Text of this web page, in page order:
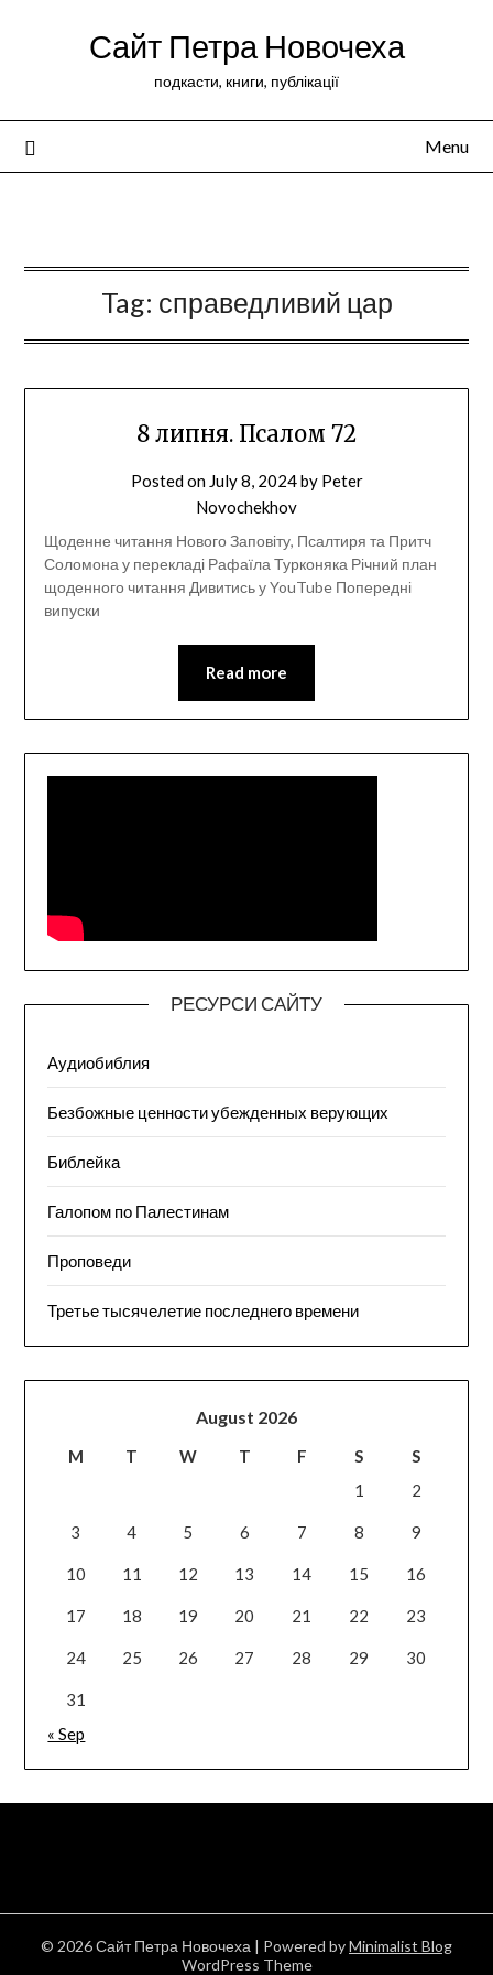
Сайт Петра Новочеха
подкасти, книги, публікації
Menu
Tag: справедливий цар
8 липня. Псалом 72
Posted on July 8, 2024by Peter
Novochekhov
Щоденне читання Нового Заповіту, Псалтиря та Притч
Соломона у перекладі Рафаїла Турконяка Річний план
щоденного читання Дивитись у YouTube Попередні
випуски
Read more
РЕСУРСИ САЙТУ
Аудиобиблия
Безбожные ценности убежденных верующих
Библейка
Галопом по Палестинам
Проповеди
Третье тысячелетие последнего времени
August 2026
M T W T F S
S
1
2
3 4 5 6 7 8 9
10 11 12 13 14 15 16
17 18 19 20 21 22 23
24 25 26 27 28 29 30
31
« Sep
© 2026 Сайт Петра Новочеха | Powered byMinimalist Blog
WordPress Theme